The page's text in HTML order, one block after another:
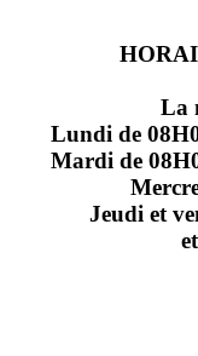
La
Lundi de
Mardi de
Jeudi et